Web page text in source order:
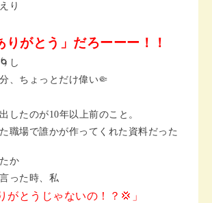
り
りがとう」だろーーー！！
し
、ちょっとだけ偉い🤏
したのが10年以上前のこと。
職場で誰かが作ってくれた資料だった
か
った時、私
がとうじゃないの！？💢」